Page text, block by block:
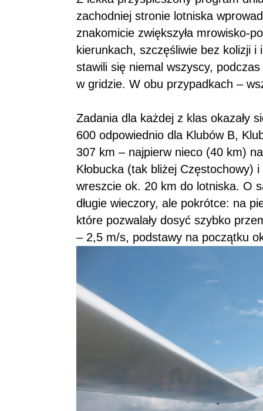
zachodniej stronie lotniska
znakomicie zwiększyła mrowisko-
kierunkach, szczęśliwie bez kolizji
stawili się niemal wszyscy,
w gridzie. W obu przypadkach –
Zadania dla każdej z klas okazały
600 odpowiednio dla Klubów B,
307 km – najpierw nieco (40 km)
Kłobucka (tak bliżej Częstochowy)
wreszcie ok. 20 km do lotniska. O
długie wieczory, ale pokrótce: na
które pozwalały dosyć szybko
– 2,5 m/s, podstawy na początku